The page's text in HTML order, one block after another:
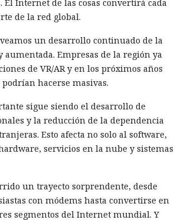
Internet de las cosas convertirá cada
de la red global.
un desarrollo continuado de la
Empresas de la región ya
de VR/AR y en los próximos años
podrían hacerse masivas.
sigue siendo el desarrollo de
y la reducción de la dependencia
Esto afecta no solo al software,
servicios en la nube y sistemas
un trayecto sorprendente, desde
con módems hasta convertirse en
segmentos del Internet mundial. Y